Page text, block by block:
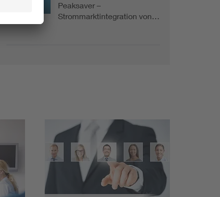
Peaksaver –
Strommarktintegration von…